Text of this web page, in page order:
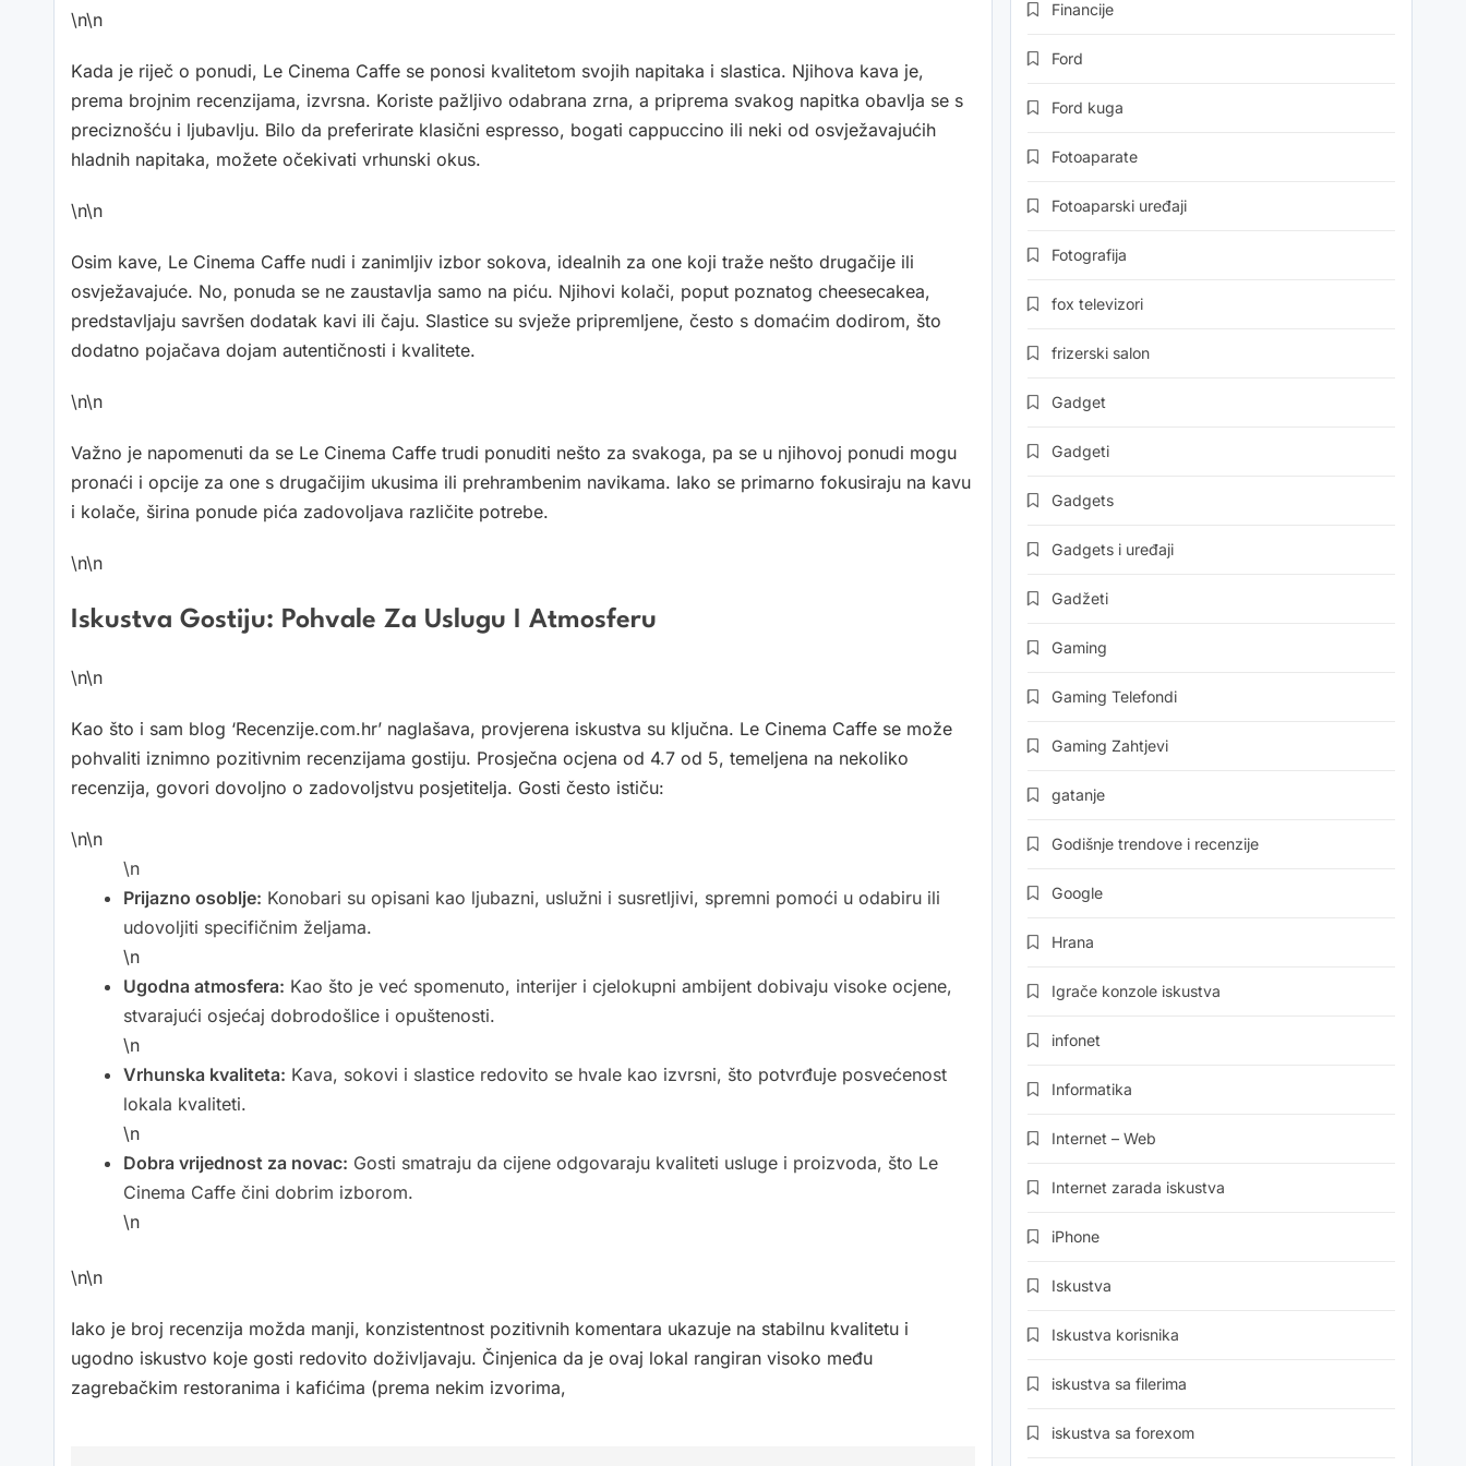
\n\n
Kada je riječ o ponudi, Le Cinema Caffe se ponosi kvalitetom svojih napitaka i slastica. Njihova kava je,
prema brojnim recenzijama, izvrsna. Koriste pažljivo odabrana zrna, a priprema svakog napitka obavlja se s
preciznošću i ljubavlju. Bilo da preferirate klasični espresso, bogati cappuccino ili neki od osvježavajućih
hladnih napitaka, možete očekivati vrhunski okus.
\n\n
Osim kave, Le Cinema Caffe nudi i zanimljiv izbor sokova, idealnih za one koji traže nešto drugačije ili
osvježavajuće. No, ponuda se ne zaustavlja samo na piću. Njihovi kolači, poput poznatog cheesecakea,
predstavljaju savršen dodatak kavi ili čaju. Slastice su svježe pripremljene, često s domaćim dodirom, što
dodatno pojačava dojam autentičnosti i kvalitete.
\n\n
Važno je napomenuti da se Le Cinema Caffe trudi ponuditi nešto za svakoga, pa se u njihovoj ponudi mogu
pronaći i opcije za one s drugačijim ukusima ili prehrambenim navikama. Iako se primarno fokusiraju na kavu
i kolače, širina ponude pića zadovoljava različite potrebe.
\n\n
Iskustva Gostiju: Pohvale Za Uslugu I Atmosferu
\n\n
Kao što i sam blog ‘Recenzije.com.hr’ naglašava, provjerena iskustva su ključna. Le Cinema Caffe se može
pohvaliti iznimno pozitivnim recenzijama gostiju. Prosječna ocjena od 4.7 od 5, temeljena na nekoliko
recenzija, govori dovoljno o zadovoljstvu posjetitelja. Gosti često ističu:
\n\n
\n
Prijazno osoblje: Konobari su opisani kao ljubazni, uslužni i susretljivi, spremni pomoći u odabiru ili
udovoljiti specifičnim željama.
\n
Ugodna atmosfera: Kao što je već spomenuto, interijer i cjelokupni ambijent dobivaju visoke ocjene,
stvarajući osjećaj dobrodošlice i opuštenosti.
\n
Vrhunska kvaliteta: Kava, sokovi i slastice redovito se hvale kao izvrsni, što potvrđuje posvećenost
lokala kvaliteti.
\n
Dobra vrijednost za novac: Gosti smatraju da cijene odgovaraju kvaliteti usluge i proizvoda, što Le
Cinema Caffe čini dobrim izborom.
\n
\n\n
Iako je broj recenzija možda manji, konzistentnost pozitivnih komentara ukazuje na stabilnu kvalitetu i
ugodno iskustvo koje gosti redovito doživljavaju. Činjenica da je ovaj lokal rangiran visoko među
zagrebačkim restoranima i kafićima (prema nekim izvorima,
Financije
Ford
Ford kuga
Fotoaparate
Fotoaparski uređaji
Fotografija
fox televizori
frizerski salon
Gadget
Gadgeti
Gadgets
Gadgets i uređaji
Gadžeti
Gaming
Gaming Telefondi
Gaming Zahtjevi
gatanje
Godišnje trendove i recenzije
Google
Hrana
Igrače konzole iskustva
infonet
Informatika
Internet – Web
Internet zarada iskustva
iPhone
Iskustva
Iskustva korisnika
iskustva sa filerima
iskustva sa forexom